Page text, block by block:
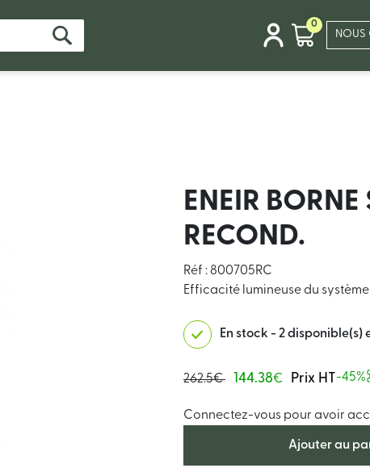
0
NOUS
ENEIR BORNE
RECOND.
Réf : 800705RC
Efficacité lumineuse du
En stock - 2 disponible(s)
262.5€ 144.38€ Prix HT-45%
Connectez-vous pour avoir
Ajouter au